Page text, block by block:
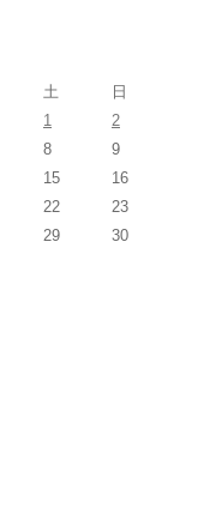
土
日
1
2
8
9
15
16
22
23
29
30